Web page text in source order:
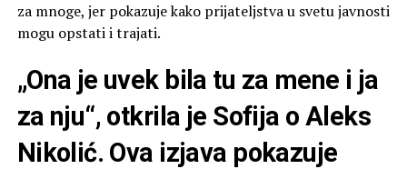
za mnoge, jer pokazuje kako prijateljstva u svetu javnosti
mogu opstati i trajati.
„Ona je uvek bila tu za mene i ja
za nju“, otkrila je Sofija o Aleks
Nikolić. Ova izjava pokazuje